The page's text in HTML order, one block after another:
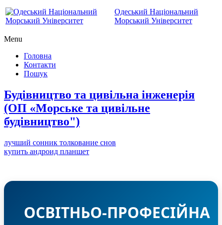
Одеський Національний
Морський Університет
Menu
Головна
Контакти
Пошук
Будівництво та цивільна інженерія
(ОП «Морське та цивільне
будівництво")
лучший сонник толкование снов
купить андроид планшет
ОСВІТНЬО‑ПРОФЕСІЙНА